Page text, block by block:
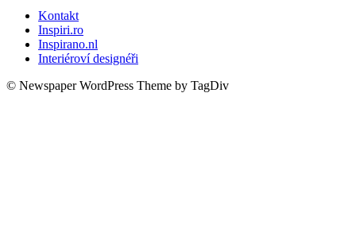
Kontakt
Inspiri.ro
Inspirano.nl
Interiéroví designéři
© Newspaper WordPress Theme by TagDiv